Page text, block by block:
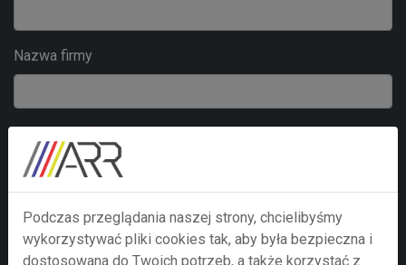
Nazwa firmy
Numer telefonu
Podczas przeglądania naszej strony, chcielibyśmy
wykorzystywać pliki cookies tak, aby była bezpieczna i
dostosowana do Twoich potrzeb, a także korzystać z